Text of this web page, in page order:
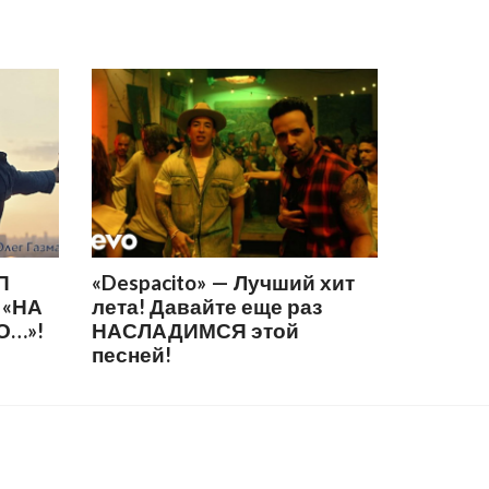
«Despacito» — Лучший хит
лета! Давайте еще раз
НАСЛАДИМСЯ этой
песней!